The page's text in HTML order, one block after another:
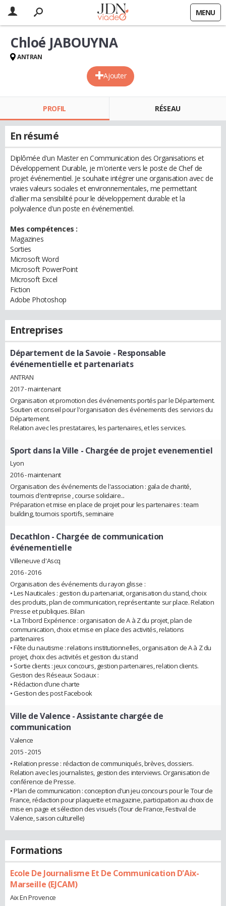
MENU
Ajouter
Chloé JABOUYNA
ANTRAN
PROFIL RÉSEAU
En résumé
Diplômée d'un Master en Communication des Organisations et
Développement Durable, je m'oriente vers le poste de Chef de
projet événementiel. Je souhaite intégrer une organisation avec de
vraies valeurs sociales et environnementales, me permettant
d'allier ma sensibilité pour le développement durable et la
polyvalence d'un poste en événementiel.
Mes compétences :
Magazines
Sorties
Microsoft Word
Microsoft PowerPoint
Microsoft Excel
Fiction
Adobe Photoshop
Entreprises
Département de la Savoie - Responsable
événementielle et partenariats
ANTRAN
2017 - maintenant
Organisation et promotion des événements portés par le Département.
Soutien et conseil pour l'organisation des événements des services du
Département.
Relation avec les prestataires, les partenaires, et les services.
Sport dans la Ville - Chargée de projet evenementiel
Lyon
2016 - maintenant
Organisation des événements de l'association : gala de charité,
tournois d'entreprise , course solidaire...
Préparation et mise en place de projet pour les partenaires : team
building, tournois sportifs, seminaire
Decathlon - Chargée de communication
événementielle
Villeneuve d'Ascq
2016 - 2016
Organisation des événements du rayon glisse :
• Les Nauticales : gestion du partenariat, organisation du stand, choix
des produits, plan de communication, représentante sur place. Relation
Presse et publiques. Bilan
• La Tribord Expérience : organisation de A à Z du projet, plan de
communication, choix et mise en place des activités, relations
partenaires
• Fête du nautisme : relations institutionnelles, organisation de A à Z du
projet, choix des activités et gestion du stand
• Sortie clients : jeux concours, gestion partenaires, relation clients.
Gestion des Réseaux Sociaux :
• Rédaction d’une charte
• Gestion des post Facebook
Ville de Valence - Assistante chargée de
communication
Valence
2015 - 2015
• Relation presse : rédaction de communiqués, brèves, dossiers.
Relation avec les journalistes, gestion des interviews. Organisation de
conférence de Presse.
• Plan de communication : conception d’un jeu concours pour le Tour de
France, rédaction pour plaquette et magazine, participation au choix de
mise en page et sélection des visuels (Tour de France, Festival de
Valence, saison culturelle)
Formations
Ecole De Journalisme Et De Communication D'Aix-
Marseille (EJCAM)
Aix En Provence